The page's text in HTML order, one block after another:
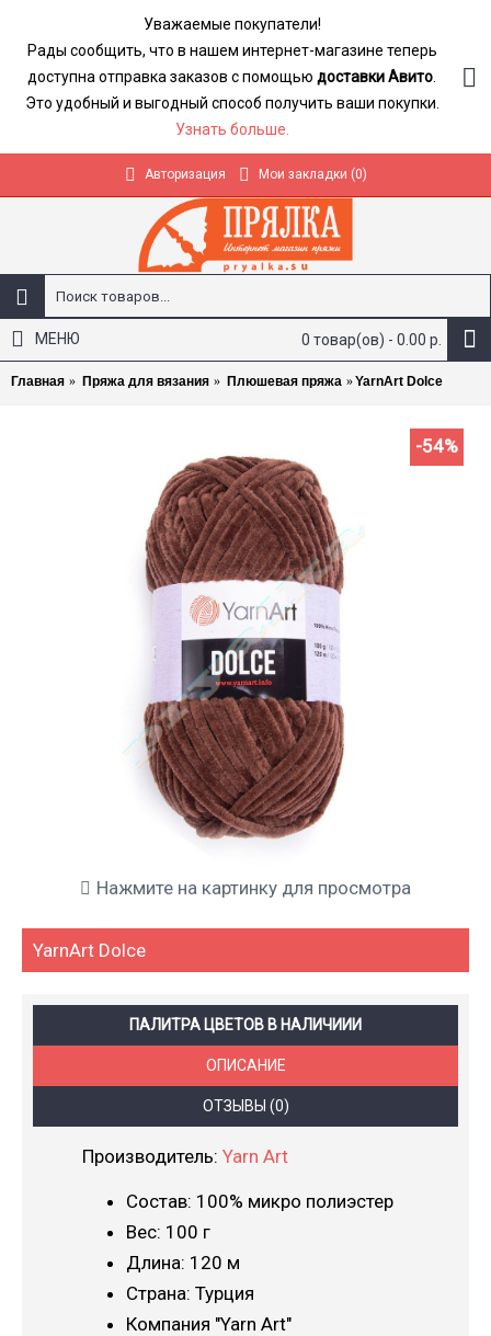
Уважаемые покупатели!
Рады сообщить, что в нашем интернет-магазине теперь
доступна отправка заказов с помощью доставки Авито
Это удобный и выгодный способ получить ваши покупки.
Узнать больше.
Авторизация Мои закладки (0)
0 товар(ов) - 0.00 р.
МЕНЮ
Главная Пряжа для вязания Плюшевая пряжа YarnArt Dolce
-54%
Нажмите на картинку для просмотра
YarnArt Dolce
ПАЛИТРА ЦВЕТОВ В НАЛИЧИИИ
ОПИСАНИЕ
ОТЗЫВЫ (0)
Производитель: Yarn Art
Состав: 100% микро полиэстер
Вес: 100 г
Длина: 120 м
Страна: Турция
Компания "Yarn Art"